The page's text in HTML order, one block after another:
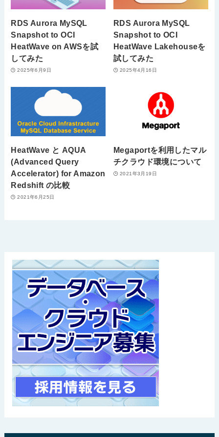
RDS Aurora MySQL
Snapshot to OCI
HeatWave on AWSを試
してみた
2025年6月9日
RDS Aurora MySQL
Snapshot to OCI
HeatWave Lakehouseを
試してみた
2025年4月16日
HeatWave と AQUA
(Advanced Query
Accelerator) for Amazon
Redshift の比較
2021年6月25日
Megaportを利用したマル
チクラウド環境について
2021年3月19日